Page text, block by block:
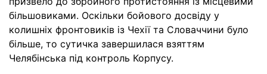
більшовиками. Оскільки бойового досвіду у
колишніх фронтовиків із Чехії та Словаччини було
більше, то сутичка завершилася взяттям
Челябінська під контроль Корпусу.